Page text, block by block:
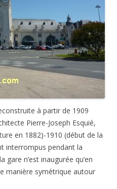
Pierre-Joseph Esquié,
en 1882)-1910 (début de la
interrompus pendant la
n’est inaugurée qu’en
manière symétrique autour